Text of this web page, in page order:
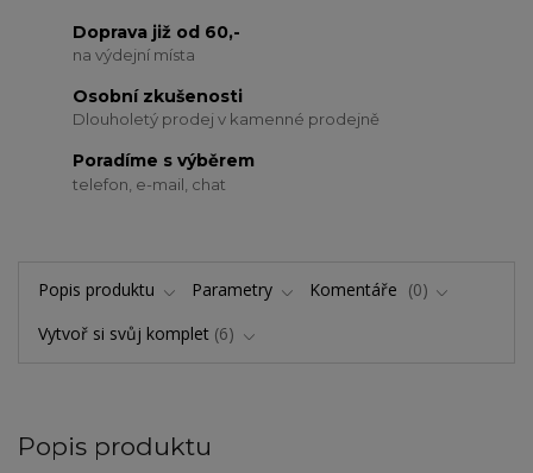
Doprava již od 60,-
na výdejní místa
Osobní zkušenosti
Dlouholetý prodej v kamenné prodejně
Poradíme s výběrem
telefon, e-mail, chat
Popis produktu Parametry Komentáře
0
Vytvoř si svůj komplet 6
Popis produktu